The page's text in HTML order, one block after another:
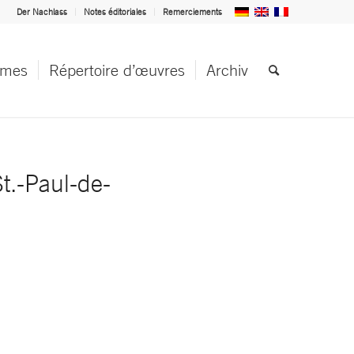
Der Nachlass Notes éditoriales Remerciements
Répertoire d’œuvres Archiv
Paul-de-